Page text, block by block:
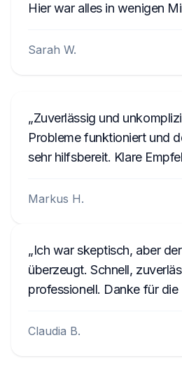
Hier war alles in wenigen
Sarah W.
Zuverlässig und
Probleme funktioniert und
sehr hilfsbereit. Klare
Markus H.
Ich war skeptisch, aber
überzeugt. Schnell,
professionell. Danke für die
Claudia B.